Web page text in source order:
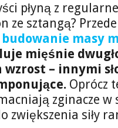
płyną z
ze sztangą?
budowanie masy
mięśnie
wzrost – innymi
Oprócz
zginacze w
zwiększenia siły